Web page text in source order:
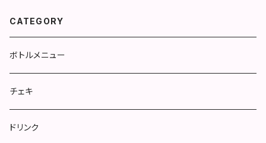
CATEGORY
ボトルメニュー
チェキ
ドリンク